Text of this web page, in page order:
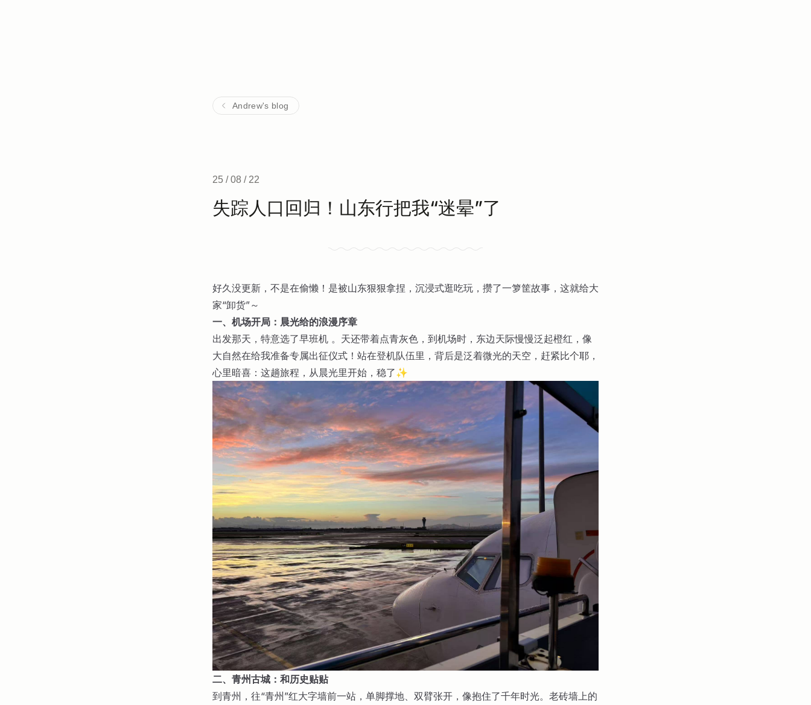
Andrew's blog
25 / 08 / 22
失踪人口回归！山东行把我“迷晕”了
好久没更新，不是在偷懒！是被山东狠狠拿捏，沉浸式逛吃玩，攒了一箩筐故事，这就给大
家“卸货”～
一、机场开局：晨光给的浪漫序章
出发那天，特意选了早班机 。天还带着点青灰色，到机场时，东边天际慢慢泛起橙红，像
大自然在给我准备专属出征仪式！站在登机队伍里，背后是泛着微光的天空，赶紧比个耶，
心里暗喜：这趟旅程，从晨光里开始，稳了✨
二、青州古城：和历史贴贴
到青州，往“青州”红大字墙前一站，单脚撑地、双臂张开，像抱住了千年时光。老砖墙上的